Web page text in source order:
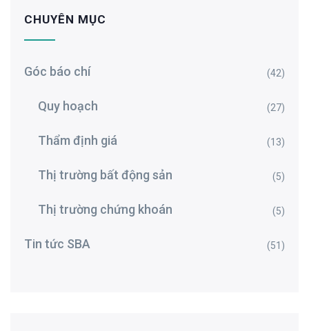
CHUYÊN MỤC
Góc báo chí (42)
Quy hoạch (27)
Thẩm định giá (13)
Thị trường bất động sản (5)
Thị trường chứng khoán (5)
Tin tức SBA (51)